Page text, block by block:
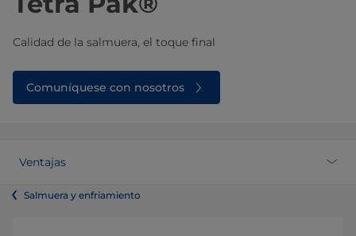
Calidad de la salmuera, el toque final
Comuníquese con nosotros
Ventajas
Salmuera y enfriamiento